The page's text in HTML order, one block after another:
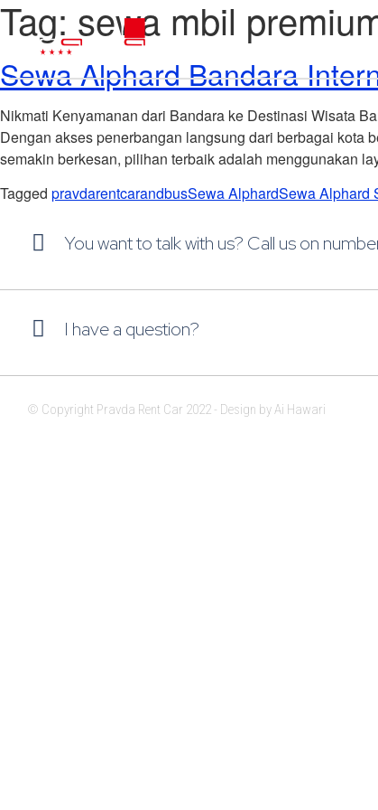
Tag: sewa mbil
Sewa Alphard Bandara
Nikmati Kenyamanan dari Bandara ke Destinasi Wisata
Dengan akses penerbangan langsung dari berbagai kota
semakin berkesan, pilihan terbaik adalah menggunakan
Tagged pravdarentcarandbusSewa AlphardSewa Alphard
You want to talk with us? Call us on
I have a question?
© Copyright Pravda Rent Car 2022 - Design by Ai Hawari